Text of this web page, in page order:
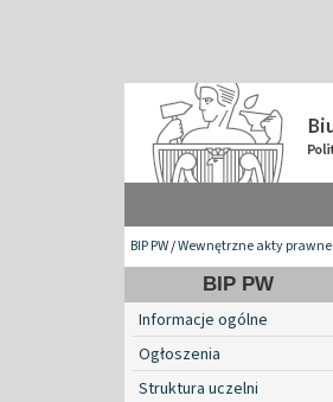
BIP PW/Wewnętrzne akty prawne
BIP PW
Informacje ogólne
Ogłoszenia
Struktura uczelni